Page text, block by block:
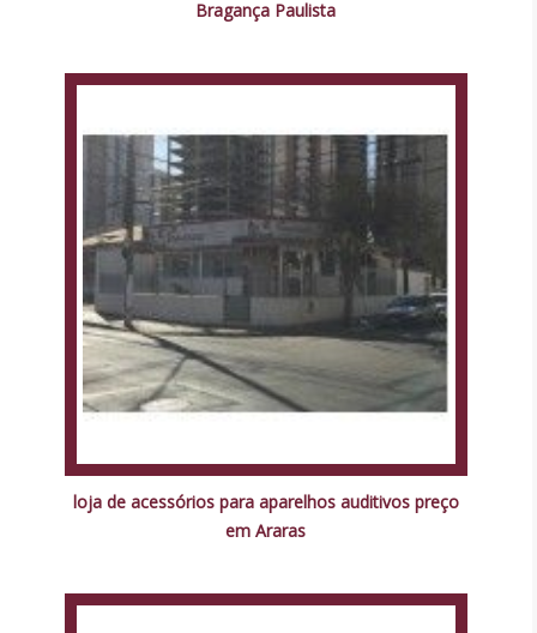
Bragança Paulista
loja de acessórios para aparelhos auditivos preço
em Araras